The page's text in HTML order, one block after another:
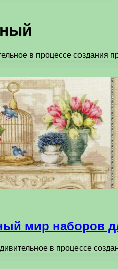
в процессе
мир наборов
в процессе